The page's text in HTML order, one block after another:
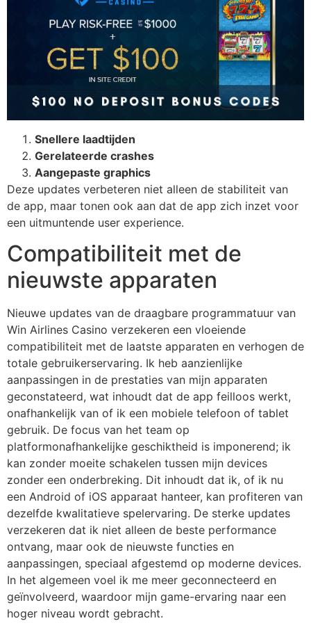
Snellere laadtijden
Gerelateerde crashes
Aangepaste graphics
Deze updates verbeteren niet alleen de stabiliteit van
de app, maar tonen ook aan dat de app zich inzet voor
een uitmuntende user experience.
Compatibiliteit met de
nieuwste apparaten
Nieuwe updates van de draagbare programmatuur van
Win Airlines Casino verzekeren een vloeiende
compatibiliteit met de laatste apparaten en verhogen de
totale gebruikerservaring. Ik heb aanzienlijke
aanpassingen in de prestaties van mijn apparaten
geconstateerd, wat inhoudt dat de app feilloos werkt,
onafhankelijk van of ik een mobiele telefoon of tablet
gebruik. De focus van het team op
platformonafhankelijke geschiktheid is imponerend; ik
kan zonder moeite schakelen tussen mijn devices
zonder een onderbreking. Dit inhoudt dat ik, of ik nu
een Android of iOS apparaat hanteer, kan profiteren van
dezelfde kwalitatieve spelervaring. De sterke updates
verzekeren dat ik niet alleen de beste performance
ontvang, maar ook de nieuwste functies en
aanpassingen, speciaal afgestemd op moderne devices.
In het algemeen voel ik me meer geconnecteerd en
geïnvolveerd, waardoor mijn game-ervaring naar een
hoger niveau wordt gebracht.